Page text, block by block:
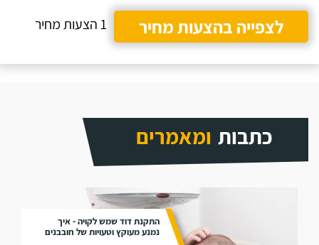
לצפייה בהצעות מחיר
1 הצעות מחיר
כתבות ומאמרים
התקנת דוד שמש לקויה - איך
נמנע מעוקץ וטעויות של חובבנים